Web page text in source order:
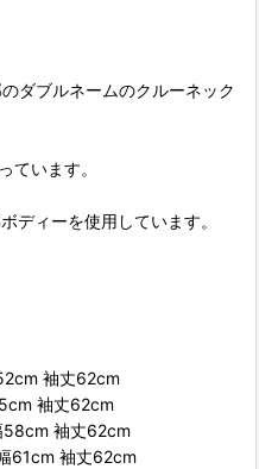
ダブルネームのクルーネック
ています。
ディーを使用しています。
袖丈62cm
袖丈62cm
袖丈62cm
61cm 袖丈62cm